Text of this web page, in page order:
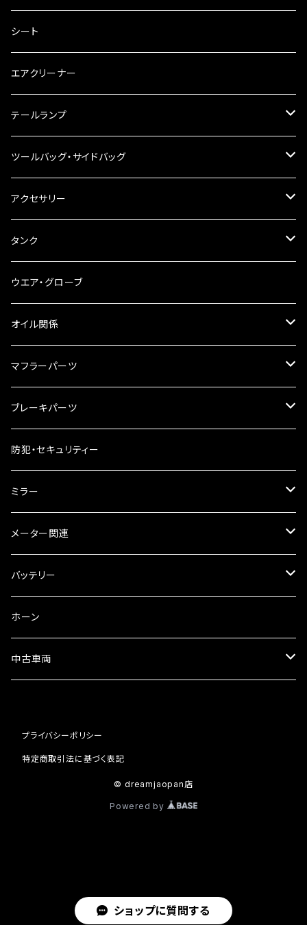
ショップに質問する
キャブレター
チェーン
工具類
バーハン
ハンドルパーツ
ハンドルスイッチ
その他
ハンドルポスト
ハンドルブレース
ステアリングダンパー
ブレーキ・クラッチレバー
スマホホルダー
シート
エアクリーナー
テールランプ
ナンバー灯
ツールバッグ・サイドバッグ
ツールバッグ
サイドバッグ
サイドバッグサポート
リアBOX
ハードケース
アクセサリー
USB電源
電装系
タンク
タンク本体
タンクキャップ
タンクシール
ケミカル
ウエア・グローブ
オイル関係
4スト用エンジンオイル
2スト用エンジンオイル
ギアオイル
オイルクーラー
ラジエーター
フォークオイル
マフラーパーツ
マフラーガード
バンテージタイプ
スリップオン
サイレンサー
ブレーキパーツ
ブレーキシュー
ブレーキパット
ブレーキオイル
その他
防犯・セキュリティー
ミラー
ミラー本体
ミラーアダプター
ミラーその他
メーター関連
スピードメーター
タコメーター
セット
バッテリー
バッテリー充電器
ホーン
中古車両
ホンダ
プライバシーポリシー
特定商取引法に基づく表記
© dreamjaopan店
Powered by